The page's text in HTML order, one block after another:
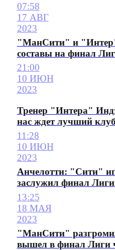
07:58
17 АВГ
2023
"МанСити" и
составы на финал
21:00
10 ИЮН
2023
Тренер "Интера"
нас ждет лучший
11:28
10 ИЮН
2023
Анчелотти: "Сити"
заслужил финал
13:25
18 МАЯ
2023
"МанСити"
вышел в финал Лиги